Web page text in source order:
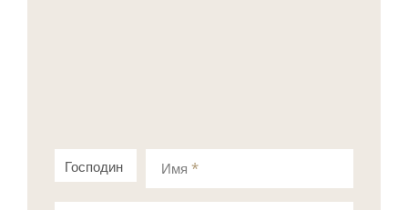
Господин Госпожа
Имя *